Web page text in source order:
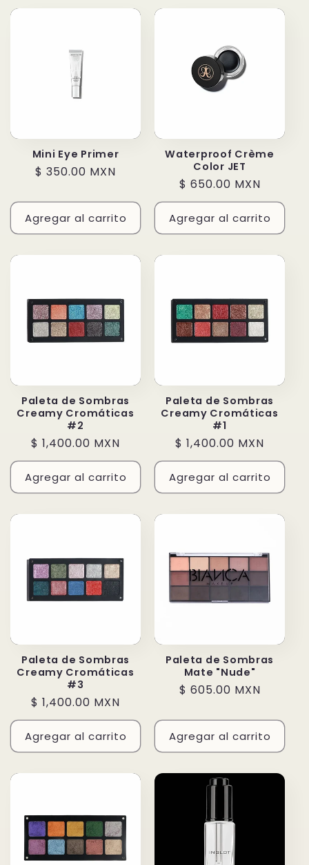
Mini Eye Primer
Precio
$ 350.00 MXN
Agregar al carrito
Waterproof Crème
Color JET
Precio
habitual
$ 650.00 MXN
Agregar al carrito
Paleta de Sombras
Creamy Cromáticas
#2
Precio
habitual
$ 1,400.00 MXN
Agregar al carrito
Paleta de Sombras
Creamy Cromáticas
#1
Precio
habitual
$ 1,400.00 MXN
Agregar al carrito
Paleta de Sombras
Creamy Cromáticas
#3
Precio
habitual
$ 1,400.00 MXN
Agregar al carrito
Paleta de Sombras
Mate "Nude"
Precio
$ 605.00 MXN
Agregar al carrito